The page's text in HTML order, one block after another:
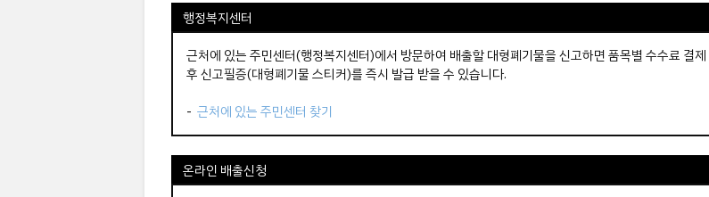
행정복지센터
근처에 있는 주민센터(행정복지센터)에서 방문하여 배출할 대형폐기물을 신고하면 품목별 수수료 결제
후 신고필증(대형폐기물 스티커)를 즉시 발급 받을 수 있습니다.
- 근처에 있는 주민센터 찾기
온라인 배출신청